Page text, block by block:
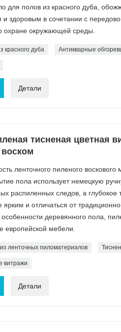
для полов из красного дуба,
и здоровым в сочетании с
охране окружающей среды.
красного дуба Антикварные
Детали
тисненая цветная
ленточного пиленого
пола использует немецкую
распиленных следов, а глубокое
ярким и отличаться от
деревянного пола,
европейской мебели.
ленточных пиломатериалов
витражи
Детали